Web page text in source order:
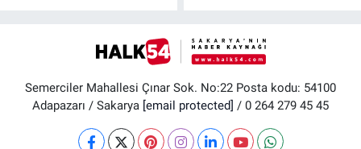
Semerciler Mahallesi Çınar Sok. No:22 Posta kodu: 54100
Adapazarı / Sakarya [email protected] / 0 264 279 45 45